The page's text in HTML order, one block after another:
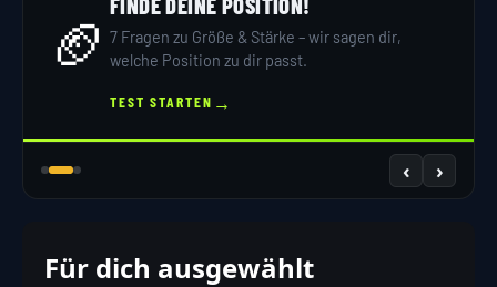
many-chars-for-custom-field":"Text for
{custom_field_name} is too long"},"results":
tag7maerz-getaggt"}
🏈 7 Fragen zu Größe & Stärke – wir sagen dir,
welche Position zu dir passt.
TEST STARTEN →
‹ ›
Für dich ausgewählt